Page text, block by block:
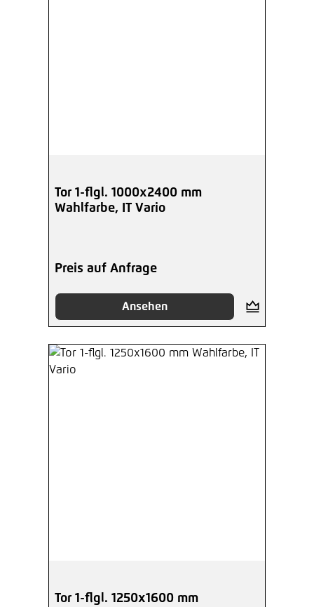
Tor 1-flgl. 1000x2400 mm
Wahlfarbe, IT Vario
Preis auf Anfrage
Ansehen
Tor 1-flgl. 1250x1600 mm